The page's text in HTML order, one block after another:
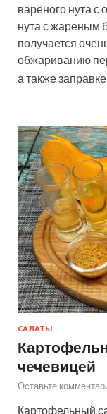
варёного нута с
нута с жареным
получается
обжариванию
а также
САЛАТЫ
чечевицей
Оставьте
Картофельный